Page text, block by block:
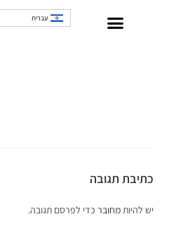
עברית
כתיבת תגובה
יש להיותמחובר כדי לפרסם תגובה.